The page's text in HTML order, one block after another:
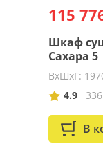
115
Шкаф
Сахара 5
ВхШхГ:
4.9
В